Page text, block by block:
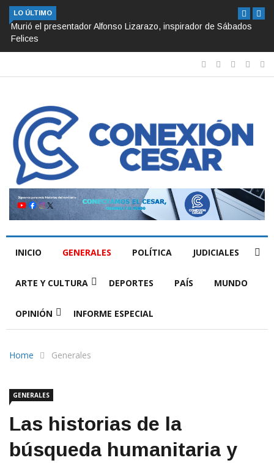
LO ÚLTIMO
Murió el presentador Alfonso Lizarazo, inspirador de Sábados
Felices
INICIO GENERALES POLÍTICA JUDICIALES
ARTE Y CULTURA DEPORTES PAÍS MUNDO
OPINIÓN INFORME ESPECIAL
Home Generales
GENERALES
Las historias de la
búsqueda humanitaria y